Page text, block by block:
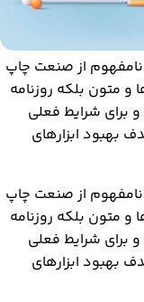
از صنعت چاپ
و متون بلکه روزنامه
برای شرایط فعلی
بهبود ابزارهای
از صنعت چاپ
و متون بلکه روزنامه
برای شرایط فعلی
بهبود ابزارهای